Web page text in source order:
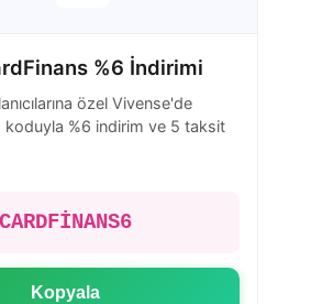
%6 İndirimi
özel Vivense'de
koduyla %6 indirim ve 5 taksit
CARDFİNANS6
Kopyala